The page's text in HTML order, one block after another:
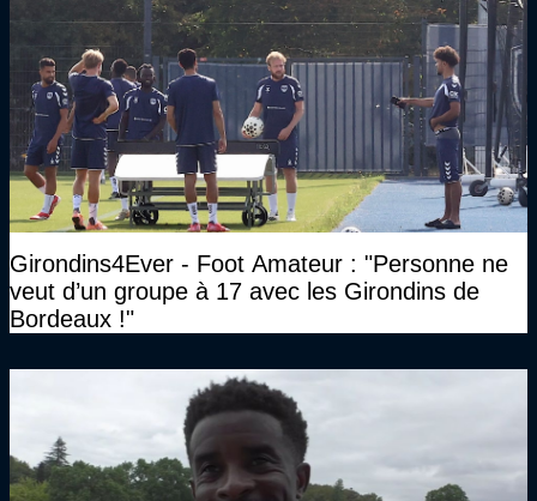
Girondins4Ever - Foot Amateur : "Personne ne
veut d’un groupe à 17 avec les Girondins de
Bordeaux !"